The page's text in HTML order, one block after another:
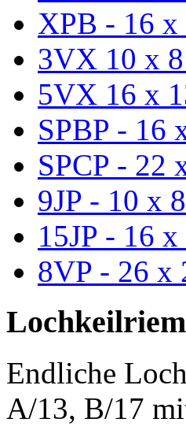
XPB - 16 x
3VX 10 x
5VX 16 x
SPBP - 16
SPCP - 22
9JP - 10 x
15JP - 16
8VP - 26 x
Endliche
A/13, B/17